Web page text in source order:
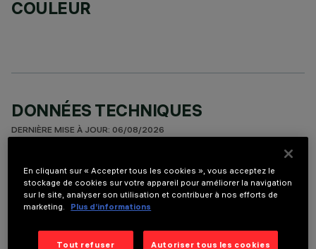
COULEUR
DONNÉES TECHNIQUES
DERNIÈRE MISE À JOUR: 06/08/2026
DESCRIPTION
Fixed round luminaire designed to use a LED lamp with C.O.B.
technology. Version with rim for surface-mounting. Reflector
scratch protective layer. Die-cast aluminium body and
En cliquant sur « Accepter tous les cookies », vous acceptez le
stockage de cookies sur votre appareil pour améliorer la navigation
sur le site, analyser son utilisation et contribuer à nos efforts de
marketing.
Plus d’informations
Tout refuser Autoriser tous les cookies